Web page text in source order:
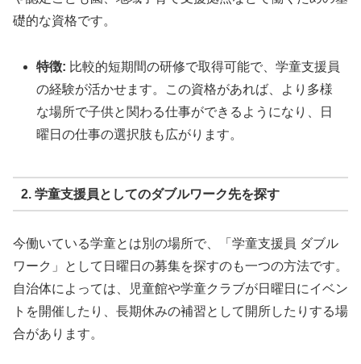
礎的な資格です。
特徴: 比較的短期間の研修で取得可能で、学童支援員
の経験が活かせます。この資格があれば、より多様
な場所で子供と関わる仕事ができるようになり、日
曜日の仕事の選択肢も広がります。
2. 学童支援員としてのダブルワーク先を探す
今働いている学童とは別の場所で、「学童支援員 ダブル
ワーク」として日曜日の募集を探すのも一つの方法です。
自治体によっては、児童館や学童クラブが日曜日にイベン
トを開催したり、長期休みの補習として開所したりする場
合があります。